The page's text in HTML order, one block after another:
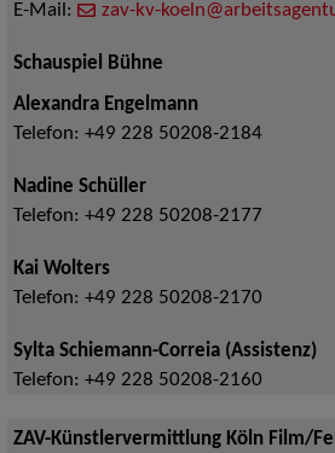
E-Mail:
zav-kv-
Schauspiel Bühne
Alexandra Engelmann
Telefon: +49 228 50208-2184
Nadine Schüller
Telefon: +49 228 50208-2177
Kai Wolters
Telefon: +49 228 50208-2170
Sylta Schiemann-Correia (Assistenz)
Telefon: +49 228 50208-2160
ZAV-Künstlervermittlung Köln Film/